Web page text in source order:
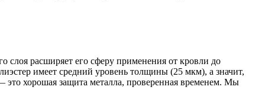
слоя расширяет его сферу применения от кровли до
имеет средний уровень толщины (25 мкм), а значит,
хорошая защита металла, проверенная временем. Мы